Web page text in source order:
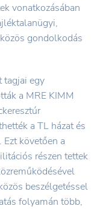
vonatkozásában
gondolkodás
tagjai egy
a MRE KIMM
a TL házat és
követően a
részen tettek
beszélgetéssel
folyamán több,